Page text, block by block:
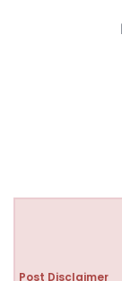
Post Disclaimer